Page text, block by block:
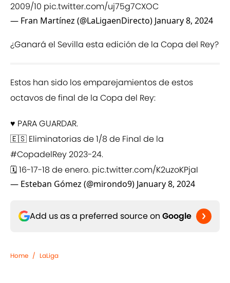
2009/10 pic.twitter.com/uj75g7CXOC
— Fran Martínez (@LaLigaenDirecto) January 8, 2024
¿Ganará el Sevilla esta edición de la Copa del Rey?
Estos han sido los emparejamientos de estos
octavos de final de la Copa del Rey:
♥️ PARA GUARDAR.
🇪🇸 Eliminatorias de 1/8 de Final de la
#CopadelRey2023-24.
🗓️ 16-17-18 de enero. pic.twitter.com/K2uzoKPjaI
— Esteban Gómez (@mirondo9) January 8, 2024
Add us as a preferred source on Google
Home / LaLiga